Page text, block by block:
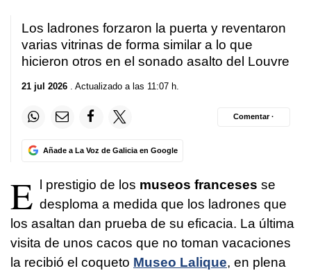
Los ladrones forzaron la puerta y reventaron
varias vitrinas de forma similar a lo que
hicieron otros en el sonado asalto del Louvre
21 jul 2026 . Actualizado a las 11:07 h.
Añade a La Voz de Galicia en Google
Comentar ·
E l prestigio de los museos franceses se
desploma a medida que los ladrones que
los asaltan dan prueba de su eficacia. La última
visita de unos cacos que no toman vacaciones
la recibió el coqueto Museo Lalique, en plena